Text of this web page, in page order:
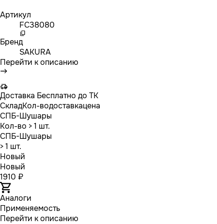
Артикул
FC38080
Бренд
SAKURA
Перейти к описанию
Доставка Бесплатно до ТК
СкладКол-водоставкацена
СПБ-Шушары
Кол-во > 1 шт.
СПБ-Шушары
> 1 шт.
Новый
Новый
1910 ₽
Аналоги
Применяемость
Перейти к описанию